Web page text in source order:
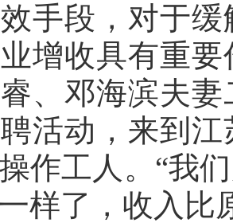
手段，对于
增收具有重
、邓海滨夫
活动，来到
作工人。“我
样了，收入比